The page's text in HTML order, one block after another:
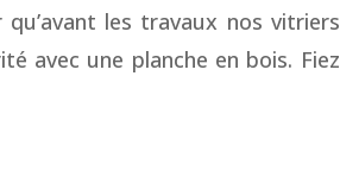
les travaux nos vitriers
avec une planche en bois. Fiez